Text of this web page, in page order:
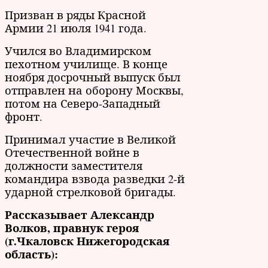
Призван в ряды Красной
Армии 21 июля 1941 года.
Учился во Владимирском
пехотном училище. В конце
ноября досрочный выпуск был
отправлен на оборону Москвы,
потом на Северо-Западный
фронт.
Принимал участие в Великой
Отечественной войне в
должности заместителя
командира взвода разведки 2-й
ударной стрелковой бригады.
Рассказывает Александр
Волков, правнук героя
(г.Чкаловск Нижегородская
область):